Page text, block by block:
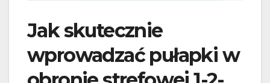
Jak skutecznie
wprowadzać pułapki w